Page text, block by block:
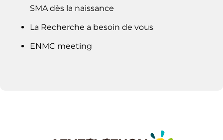
SMA dès la naissance
La Recherche a besoin de vous
ENMC meeting